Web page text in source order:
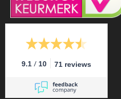
9.1 / 10 71 reviews